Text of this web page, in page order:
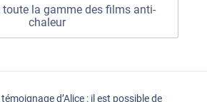
toute la gamme des films anti-
chaleur
d’Alice : il est possible de